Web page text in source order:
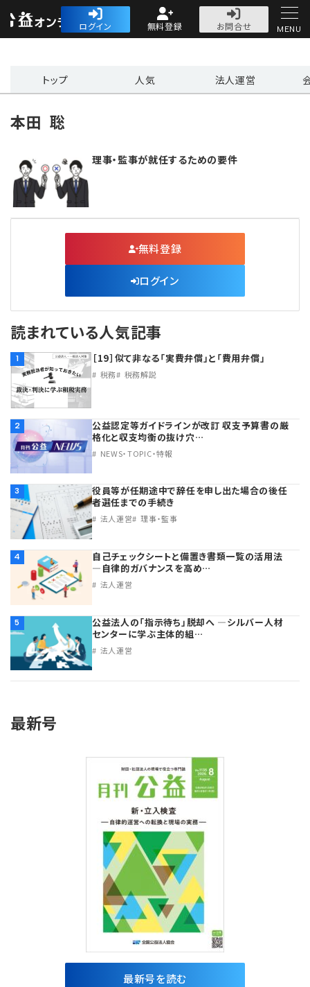
公益・一般法人オ
ログイン 無料登録
お問合せ
人気記事
法人運営
法人運営
評議員会・社員総会
評議員
登記関連
定款関連
法改正-法人運営
定期提出書類
寄附
税務
インボイス
電子帳簿保存法
労務
給与計算
法改正-労務
法務
利益相反取引
個人情報
法改正-法務
経営
資産運用
IT
連載
連載
論壇
カレンダー
NEWS・TOPIC・特報
【連載】オピニオンリーダーのnote
【連載】会計相談室
【連載】公益法人運営実務の処方箋
【連載】公益法人会計検定試験一問一答
【連載】公益法人制度のリアル
【連載】これからの時代の資産運用
【連載】採用・定着・育成のための人事戦略
【連載】事例に学ぶ立入検査で想定される指摘事項
【連載】シェアコモン200インタビュー
【連載】シェアコモン200 誌上相談室
【連載】実務と税務のポイント
【連載】事務局だよりPLUS
【連載】非営利法人AtoZei
【連載】労務管理の歩き方
【連載】AI活用のすすめ
【連載】IT実務一問一答
無料記事
公益・一般法人オンラインとは
登録案内
専門誌一覧
お問合せ
プライバシーポリシー
MENU
トップ 人気 法人運営
本田 聡
理事・監事が就任するための要件
無料登録
ログイン
読まれている人気記事
1 ［19］似て非なる「実費弁償」と「費用弁償」
税務 税務解説
2
公益認定等ガイドラインが改訂 収支予算書の厳
格化と収支均衡の抜け穴…
NEWS・TOPIC・特報
3
役員等が任期途中で辞任を申し出た場合の後任
者選任までの手続き
法人運営 理事・監事
4
自己チェックシートと備置き書類一覧の活用法
―自律的ガバナンスを高め…
法人運営
5
公益法人の「指示待ち」脱却へ ―シルバー人材
センターに学ぶ主体的組…
法人運営
最新号
最新号を読む